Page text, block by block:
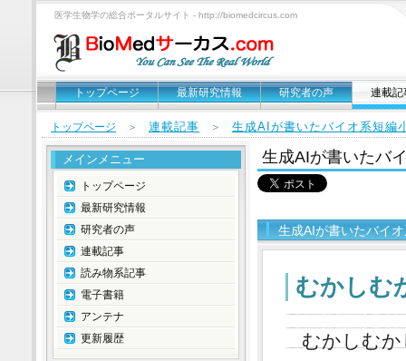
医学生物学の総合ポータルサイト - http://biomedcircus.com
トップページ 最新研究情報 研究者の声 連載記
トップページ ＞ 連載記事 ＞ 生成AIが書いたバイオ系短編
生成AIが書いたバ
生成AIが書いたバイ
むかしむ
むかしむ
メインメニュー
トップページ
最新研究情報
研究者の声
連載記事
読み物系記事
電子書籍
アンテナ
更新履歴